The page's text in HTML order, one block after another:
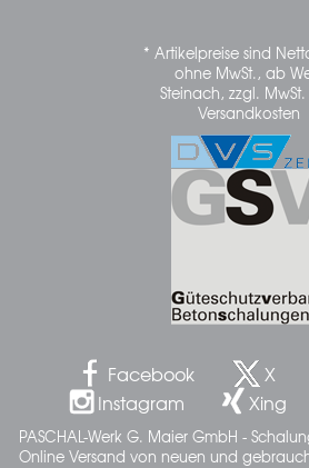
* Artikelpreise sind
ohne MwSt., ab
Steinach, zzgl.
Versandkosten
Facebook X
Instagram
Xing
PASCHAL-Werk G. Maier GmbH -
Online Versand von neuen und